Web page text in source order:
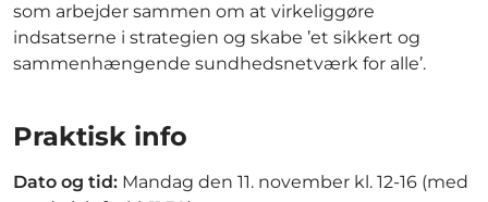
som arbejder sammen om at virkeliggøre
indsatserne i strategien og skabe ’et sikkert og
sammenhængende sundhedsnetværk for alle’.
Praktisk info
Dato og tid: Mandag den 11. november kl. 12-16 (med